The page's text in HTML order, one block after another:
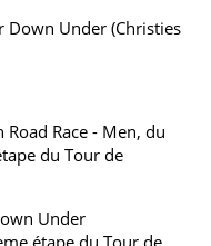
Down Under (Christies
Road Race - Men, du
du Tour de
Under
étape du Tour de